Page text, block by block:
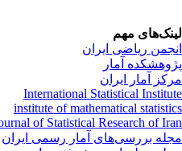
مهم
ریاضی ایران
آمار
آمار ایران
International Statistical
institute of mathematical
Journal of Statistical Research of
بررسی‌های آمار رسمی ایران